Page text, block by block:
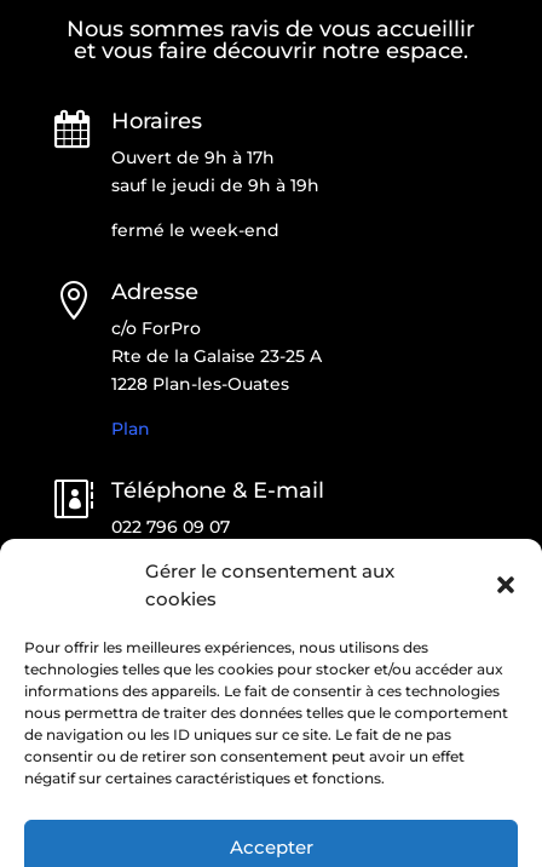
Gérer le consentement aux
cookies
Pour offrir les meilleures expériences, nous utilisons des
technologies telles que les cookies pour stocker et/ou accéder aux
informations des appareils. Le fait de consentir à ces technologies
nous permettra de traiter des données telles que le comportement
de navigation ou les ID uniques sur ce site. Le fait de ne pas
consentir ou de retirer son consentement peut avoir un effet
négatif sur certaines caractéristiques et fonctions.
Accepter
Nous sommes ravis de vous accueillir
et vous faire découvrir notre espace.
 Horaires
Ouvert de 9h à 17h
sauf le jeudi de 9h à 19h
fermé le week-end
 Adresse
c/o ForPro
Rte de la Galaise 23-25 A
1228 Plan-les-Ouates
Plan
 Téléphone & E-mail
022 796 09 07
CONTACTEZ-NOUS !